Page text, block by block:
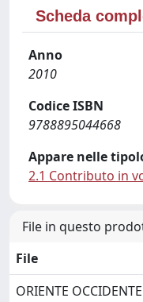
Scheda
Anno
2010
Codice ISBN
9788895044668
Appare nelle
2.1 Contributo in
File in questo
File
ORIENTE